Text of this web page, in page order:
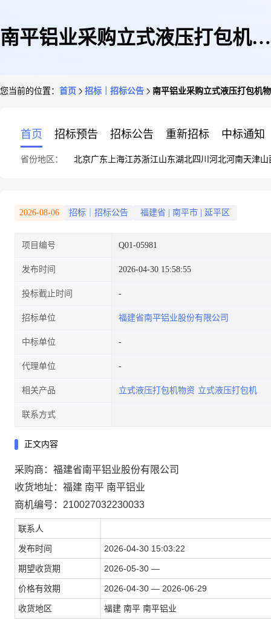
南平铝业采购立式液压打包机物
您当前的位置： 首页 招标｜招标公告 南平铝业采购立式液压打包机
首页 招标预告 招标公告 重新招标 中标通知
省份地区： 北京广东 上海江苏浙江山东湖北四川 河北河南天津山
2026-08-06 招标｜招标公告 福建省 南平市 延平区
项目编号 Q01-05981
发布时间 2026-04-30 15:58:55
投标截止时间
招标单位 福建省南平铝业股份有限公司
中标单位
代理单位
相关产品 立式液压打包机物资 立式液压打包机
联系方式
正文内容
采购商：福建省南平铝业股份有限公司
收货地址：福建 南平 南平铝业
商机编号：210027032230033
联系人
发布时间 2026-04-30 15:03:22
期望收货期 2026-05-30 —
价格有效期 2026-04-30 — 2026-06-29
收货地区 福建 南平 南平铝业